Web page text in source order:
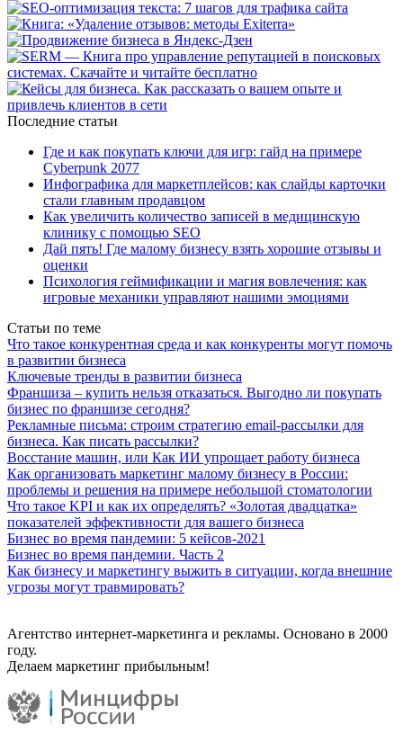
Последние статьи
Где и как покупать ключи для игр: гайд на примере
Cyberpunk 2077
Инфографика для маркетплейсов: как слайды карточки
стали главным продавцом
Как увеличить количество записей в медицинскую
клинику с помощью SEO
Дай пять! Где малому бизнесу взять хорошие отзывы и
оценки
Психология геймификации и магия вовлечения: как
игровые механики управляют нашими эмоциями
Статьи по теме
Что такое конкурентная среда и как конкуренты могут помочь
в развитии бизнеса
Ключевые тренды в развитии бизнеса
Франшиза – купить нельзя отказаться. Выгодно ли покупать
бизнес по франшизе сегодня?
Рекламные письма: строим стратегию email-рассылки для
бизнеса. Как писать рассылки?
Восстание машин, или Как ИИ упрощает работу бизнеса
Как организовать маркетинг малому бизнесу в России:
проблемы и решения на примере небольшой стоматологии
Что такое KPI и как их определять? «Золотая двадцатка»
показателей эффективности для вашего бизнеса
Бизнес во время пандемии: 5 кейсов-2021
Бизнес во время пандемии. Часть 2
Как бизнесу и маркетингу выжить в ситуации, когда внешние
угрозы могут травмировать?
Агентство интернет-маркетинга и рекламы. Основано в 2000
году.
Делаем маркетинг прибыльным!